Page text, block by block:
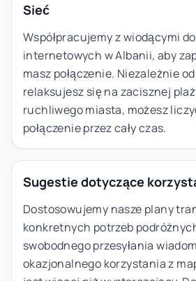
Sieć
Współpracujemy z wiodącymi
internetowych w Albanii, aby
masz połączenie. Niezależnie
relaksujesz się na zacisznej
ruchliwego miasta, możesz
połączenie przez cały czas.
Sugestie dotyczące
Dostosowujemy nasze plany
konkretnych potrzeb
swobodnego przesyłania
okazjonalnego korzystania z